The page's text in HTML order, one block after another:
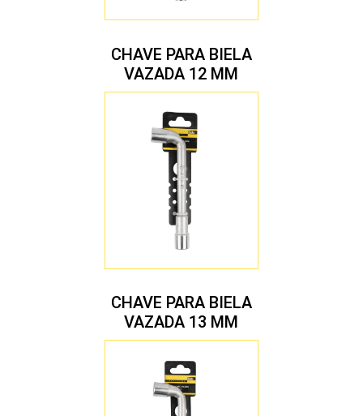
CHAVE PARA BIELA
VAZADA 12 MM
CHAVE PARA BIELA
VAZADA 13 MM